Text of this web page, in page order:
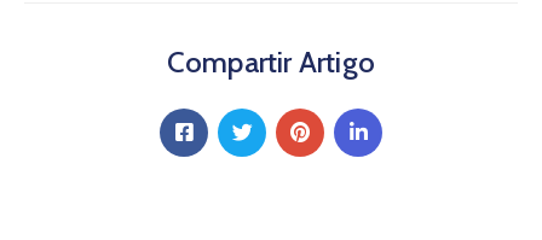
Compartir Artigo